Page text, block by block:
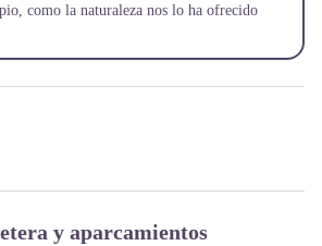
como la naturaleza nos lo ha ofrecido
y aparcamientos